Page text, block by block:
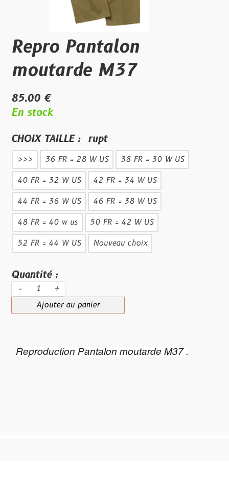
Repro Pantalon
moutarde M37
85.00 €
En stock
CHOIX TAILLE : rupt
>>> 36 FR = 28 W US
38 FR = 30 W US
40 FR = 32 W US
42 FR = 34 W US
44 FR = 36 W US
46 FR = 38 W US
48 FR = 40 w us
50 FR = 42 W US
52 FR = 44 W US
Nouveau choix
Quantité :
- +
Ajouter au panier
Reproduction Pantalon moutarde M37 .